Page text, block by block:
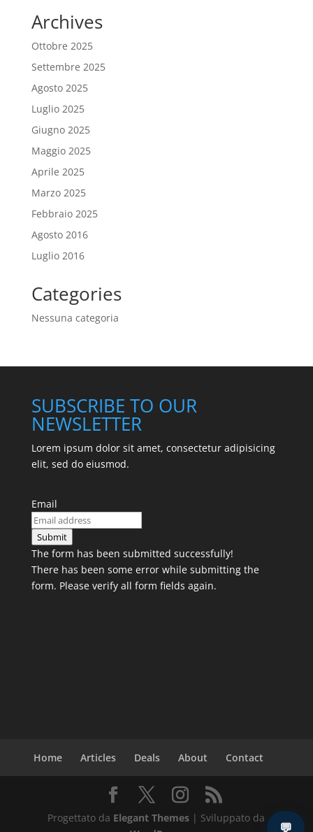
Archives
Ottobre 2025
Settembre 2025
Agosto 2025
Luglio 2025
Giugno 2025
Maggio 2025
Aprile 2025
Marzo 2025
Febbraio 2025
Agosto 2016
Luglio 2016
Categories
Nessuna categoria
SUBSCRIBE TO OUR
NEWSLETTER
Lorem ipsum dolor sit amet, consectetur adipisicing
elit, sed do eiusmod.
Email
Submit
The form has been submitted successfully!
There has been some error while submitting the
form. Please verify all form fields again.
Home Articles Deals About Contact
Progettato da Elegant Themes | Sviluppato da
💬